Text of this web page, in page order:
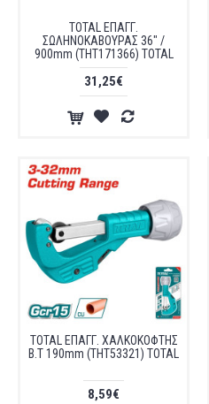
TOTAL ΕΠΑΓΓ.
ΣΩΛΗΝΟΚΑΒΟΥΡΑΣ 36" /
900mm (THT171366) TOTAL
31,25€
TOTAL ΕΠΑΓΓ. ΧΑΛΚΟΚΟΦΤΗΣ
Β.Τ 190mm (THT53321) TOTAL
8,59€